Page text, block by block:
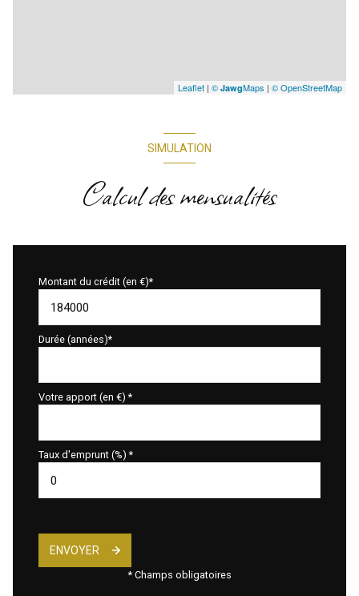
Leaflet | © JawgMaps | © OpenStreetMap
SIMULATION
Calcul des mensualités
Montant du crédit (en €)*
Durée (années)*
Votre apport (en €) *
Taux d'emprunt (%) *
ENVOYER
* Champs obligatoires